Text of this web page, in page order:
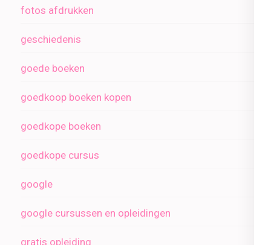
fotos afdrukken
geschiedenis
goede boeken
goedkoop boeken kopen
goedkope boeken
goedkope cursus
google
google cursussen en opleidingen
gratis opleiding